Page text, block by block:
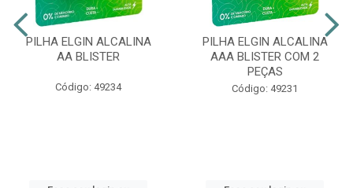
PILHA ELGIN ALCALINA
AA BLISTER
Código: 49234
PILHA ELGIN ALCALINA
AAA BLISTER COM 2
PEÇAS
Código: 49231